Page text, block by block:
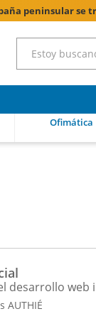
peninsular se
Ofimática
desarrollo web
AUTHIÉ